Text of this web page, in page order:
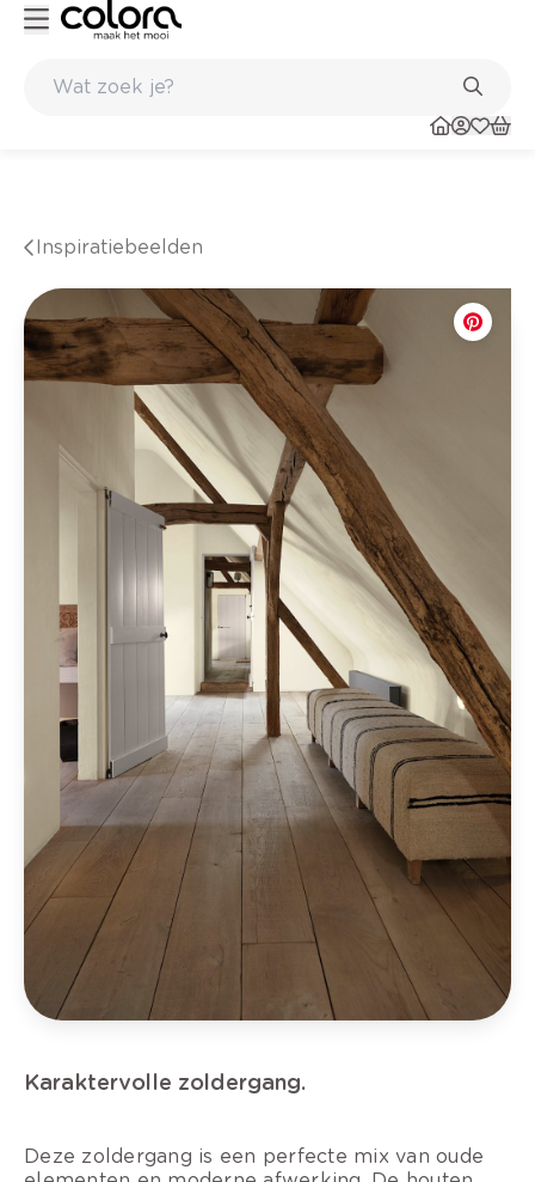
Inspiratiebeelden
Karaktervolle zoldergang.
Deze zoldergang is een perfecte mix van oude